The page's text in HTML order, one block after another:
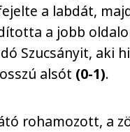
a labdát,
a jobb
Szucsányit, aki
alsót (0-1).
rohamozott, a